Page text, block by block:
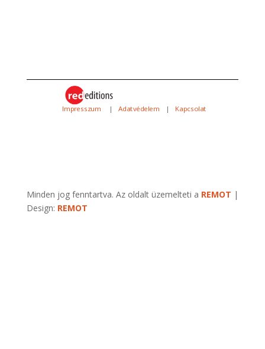
Impresszum | Adatvédelem | Kapcsolat
Minden jog fenntartva. Az oldalt üzemelteti a REMOT |
Design: REMOT